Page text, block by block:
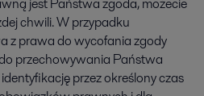
jest Państwa zgoda, możecie
chwili. W przypadku
z prawa do wycofania zgody
przechowywania Państwa
przez określony czas